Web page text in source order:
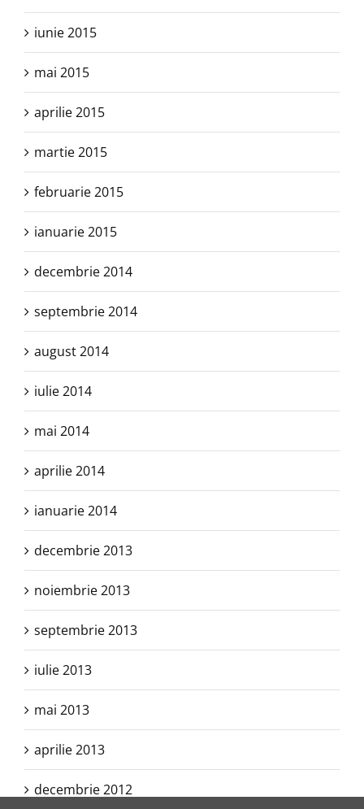
iunie 2015
mai 2015
aprilie 2015
martie 2015
februarie 2015
ianuarie 2015
decembrie 2014
septembrie 2014
august 2014
iulie 2014
mai 2014
aprilie 2014
ianuarie 2014
decembrie 2013
noiembrie 2013
septembrie 2013
iulie 2013
mai 2013
aprilie 2013
decembrie 2012